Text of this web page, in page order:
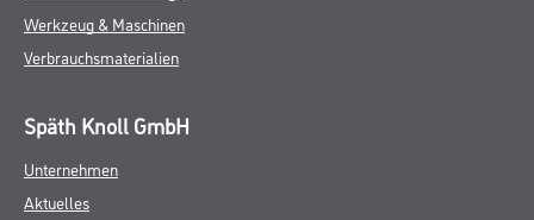
Werkzeug & Maschinen
Verbrauchsmaterialien
Späth Knoll GmbH
Unternehmen
Aktuelles